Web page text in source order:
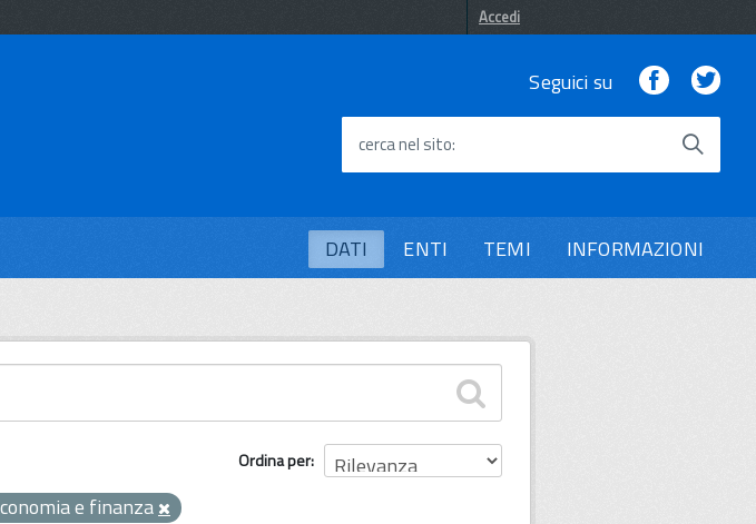
Accedi
Seguici su Facebook
cerca nel sito
DATI ENTI TEMI INFORMAZIONI
Ordina per
e finanza